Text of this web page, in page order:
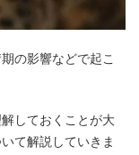
の影響などで起こ
しておくことが大
て解説していきま